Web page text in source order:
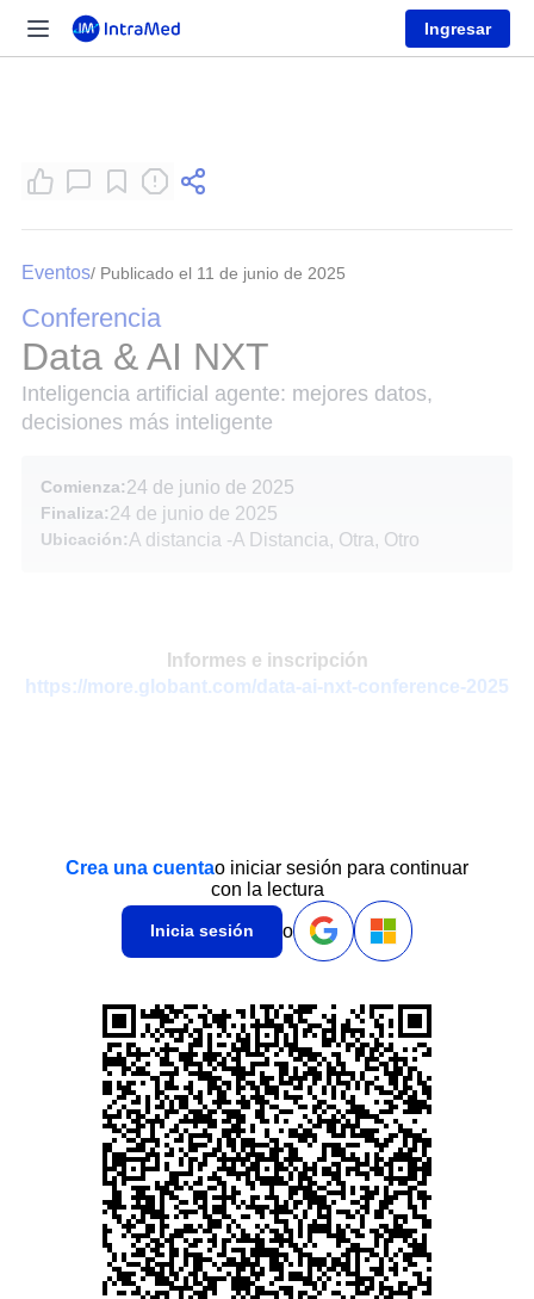
Ingresar
Eventos/ Publicado el 11 de junio de 2025
Conferencia
Data & AI NXT
Inteligencia artificial agente: mejores datos,
decisiones más inteligente
Comienza:24 de junio de 2025
Finaliza:24 de junio de 2025
Ubicación:A distancia -A Distancia, Otra, Otro
Informes e inscripción
https://more.globant.com/data-ai-nxt-conference-2025
Crea una cuentao iniciar sesión para continuar
con la lectura
Inicia sesión o